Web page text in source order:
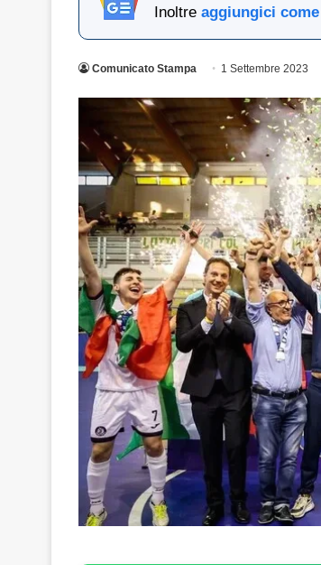
Inoltre aggiungici
Comunicato Stampa 1 Settembre 2023